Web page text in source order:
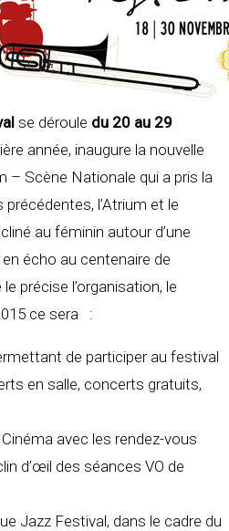
se déroule du 20 au 29
année, inaugure la nouvelle
– Scène Nationale qui a pris la
l’Atrium et le
au féminin autour d’une
écho au centenaire de
précise l’organisation, le
ce sera :
de participer au festival
en salle, concerts gratuits,
avec les rendez-vous
d’œil des séances VO de
Jazz Festival, dans le cadre du